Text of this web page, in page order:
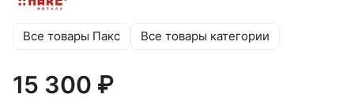
Все товары Пакс Все товары категории
15 300 ₽